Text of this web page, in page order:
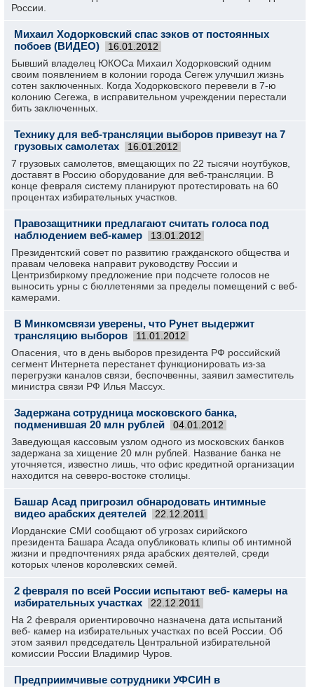
России.
Михаил Ходорковский спас зэков от постоянных
побоев (ВИДЕО)
16.01.2012
Бывший владелец ЮКОСа Михаил Ходорковский одним
своим появлением в колонии города Сегеж улучшил жизнь
сотен заключенных. Когда Ходорковского перевели в 7-ю
колонию Сегежа, в исправительном учреждении перестали
бить заключенных.
Технику для веб-трансляции выборов привезут на 7
грузовых самолетах
16.01.2012
7 грузовых самолетов, вмещающих по 22 тысячи ноутбуков,
доставят в Россию оборудование для веб-трансляции. В
конце февраля систему планируют протестировать на 60
процентах избирательных участков.
Правозащитники предлагают считать голоса под
наблюдением веб-камер
13.01.2012
Президентский совет по развитию гражданского общества и
правам человека направит руководству России и
Центризбиркому предложение при подсчете голосов не
выносить урны с бюллетенями за пределы помещений с веб-
камерами.
В Минкомсвязи уверены, что Рунет выдержит
трансляцию выборов
11.01.2012
Опасения, что в день выборов президента РФ российский
сегмент Интернета перестанет функционировать из-за
перегрузки каналов связи, беспочвенны, заявил заместитель
министра связи РФ Илья Массух.
Задержана сотрудница московского банка,
подменившая 20 млн рублей
04.01.2012
Заведующая кассовым узлом одного из московских банков
задержана за хищение 20 млн рублей. Название банка не
уточняется, известно лишь, что офис кредитной организации
находится на северо-востоке столицы.
Башар Асад пригрозил обнародовать интимные
видео арабских деятелей
22.12.2011
Иорданские СМИ сообщают об угрозах сирийского
президента Башара Асада опубликовать клипы об интимной
жизни и предпочтениях ряда арабских деятелей, среди
которых членов королевских семей.
2 февраля по всей России испытают веб- камеры на
избирательных участках
22.12.2011
На 2 февраля ориентировочно назначена дата испытаний
веб- камер на избирательных участках по всей России. Об
этом заявил председатель Центральной избирательной
комиссии России Владимир Чуров.
Предприимчивые сотрудники УФСИН в